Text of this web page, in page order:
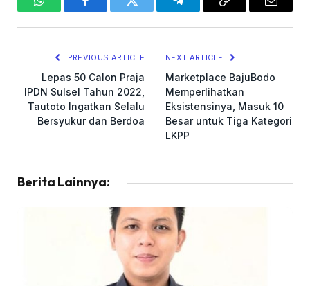
WhatsAppFacebookTwitter TelegramCopy
Email
PREVIOUS ARTICLE
Lepas 50 Calon Praja
IPDN Sulsel Tahun 2022,
Tautoto Ingatkan Selalu
Bersyukur dan Berdoa
NEXT ARTICLE
Marketplace BajuBodo
Memperlihatkan
Eksistensinya, Masuk 10
Besar untuk Tiga Kategori
LKPP
Berita Lainnya: